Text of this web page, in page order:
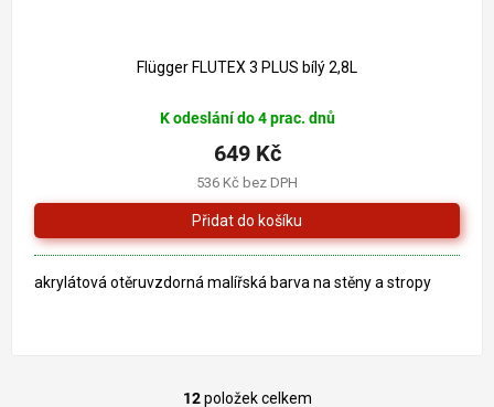
Flügger FLUTEX 3 PLUS bílý 2,8L
K odeslání do 4 prac. dnů
536 Kč bez DPH
649 Kč
akrylátová otěruvzdorná malířská barva na stěny a stropy
12položek celkem